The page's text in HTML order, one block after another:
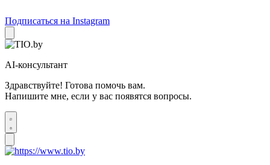
Подписаться на Instagram
AI-консультант
Здравствуйте! Готова помочь вам.
Напишите мне, если у вас появятся вопросы.